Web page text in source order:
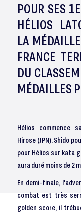
POUR SES
HÉLIOS
LA
FRANCE
DU
MÉDAILLES
Hélios commence
Hirose (JPN). Shido
pour Hélios sur kata
aura duré moins de 2
En demi-finale,
combat est très
golden score, il